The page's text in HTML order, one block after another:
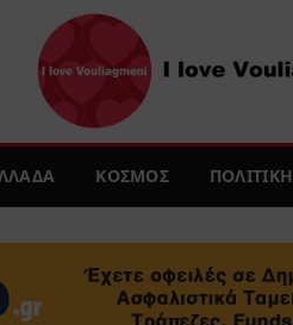
ΚΟΣΜΟΣ ΠΟΛΙΤΙΚΗ